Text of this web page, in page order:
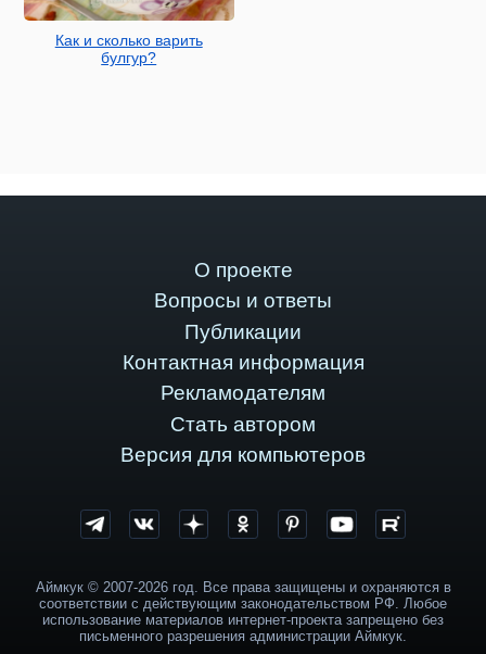
Как и сколько варить
булгур?
О проекте
Вопросы и ответы
Публикации
Контактная информация
Рекламодателям
Стать автором
Версия для компьютеров
Аймкук © 2007-2026 год. Все права защищены и охраняются в
соответствии с действующим законодательством РФ. Любое
использование материалов интернет-проекта запрещено без
письменного разрешения администрации Аймкук.